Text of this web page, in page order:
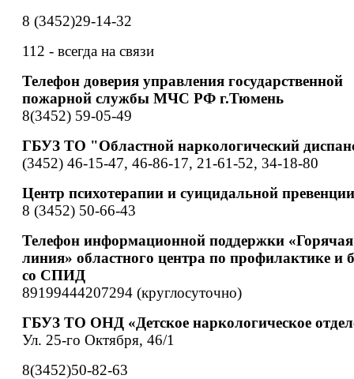
8 (3452)29-14-32
112 - всегда на связи
Телефон доверия управления государственной
пожарной службы МЧС РФ г.Тюмень
8(3452) 59-05-49
ГБУЗ ТО "Областной наркологический
(3452) 46-15-47, 46-86-17, 21-61-52, 34-18-80
Центр психотерапии и суицидальной превенции
8 (3452) 50-66-43
Телефон информационной поддержки «Горячая
линия» областного центра по профилактике и
со СПИД
89199444207294 (круглосуточно)
ГБУЗ ТО ОНД «Детское наркологическое
Ул. 25-го Октября, 46/1
8(3452)50-82-63